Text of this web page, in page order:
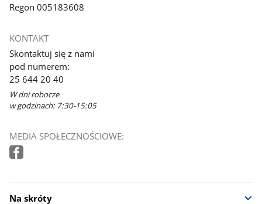
Regon 005183608
KONTAKT
Skontaktuj się z nami
pod numerem:
25 644 20 40
W dni robocze
w godzinach: 7:30-15:05
MEDIA SPOŁECZNOŚCIOWE:
Na skróty